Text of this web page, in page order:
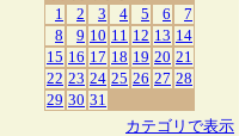
1
2 3 4 5 6
7
8
9 10 11 12 13 14
15 16 17 18 19 20 21
22 23 24 25 26 27 28
29 30 31
カテゴリで表示